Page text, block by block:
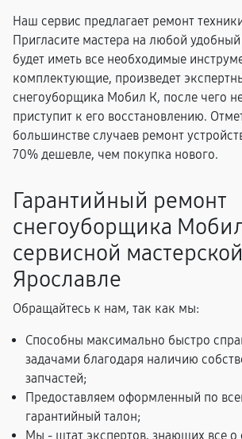
Наш сервис предлагает ремонт
Пригласите мастера на любой
будет иметь все необходимые
комплектующие, произведет
снегоуборщика Мобил К, после чего
приступит к его восстановлению.
большинстве случаев ремонт
70% дешевле, чем покупка нового.
Гарантийный ремонт
снегоуборщика
сервисной
Ярославле
Обращайтесь к нам, так как мы:
Способны максимально быстро
задачами благодаря наличию
запчастей;
Предоставляем оформленный по
гарантийный талон;
Мы - штат экспертов, знающих все о